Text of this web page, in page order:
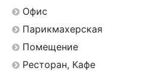
Офис
Парикмахерская
Помещение
Ресторан, Кафе